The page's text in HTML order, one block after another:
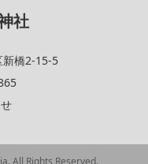
社
橋2-15-5
All Rights Reserved.